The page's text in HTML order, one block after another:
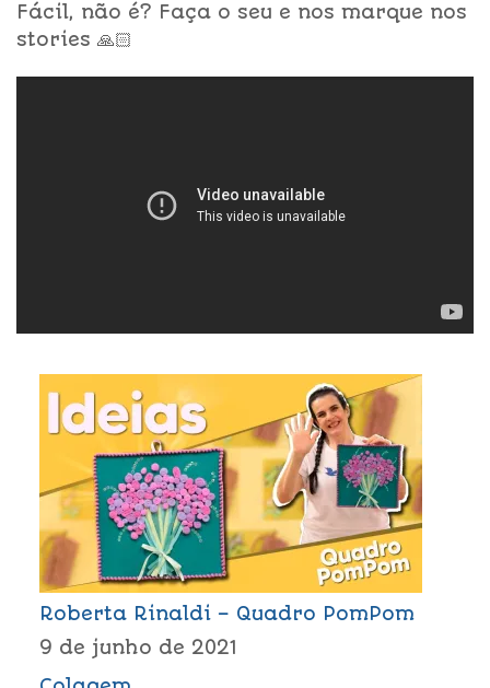
Fácil, não é? Faça o seu e nos marque nos
stories 🙏🏻
Roberta Rinaldi – Quadro PomPom
9 de junho de 2021